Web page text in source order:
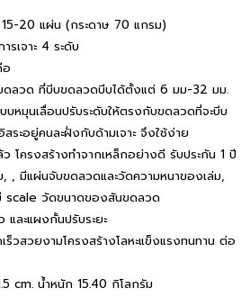
is:
฿25,500.00.
15-20 แผ่น (กระดาษ 70 แกรม)
รเจาะ 4 ระดับ
ดลวด ที่บีบขดลวดบีบได้ตั้งแต่ 6 มม-32 มม.
หมุนเลื่อนปรับระดับให้ตรงกับขดลวดที่จะบีบ
ะอยู่คนละฝั่งกับด้ามเจาะ จึงใช้ง่าย
โครงสร้างทำจากเหล็กอย่างดี รับประกัน 1 ปี
, มีแผ่นจับขดลวดและวัดความหนาของเล่ม,
scale วัดขนาดของสันขดลวด
และแผงกั้นปรับระยะ
ร็วสวยงามโครงสร้างโลหะแข็งแรงทนทาน ต่อ
cm. น้ำหนัก 15.40 กิโลกรัม